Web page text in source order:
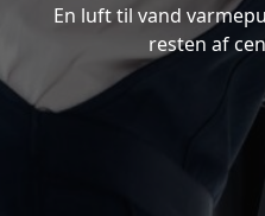
En luft til vand
resten af